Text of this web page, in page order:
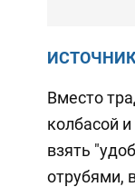
ИСТОЧНИК
Вместо
колбасой
взять
отрубями,